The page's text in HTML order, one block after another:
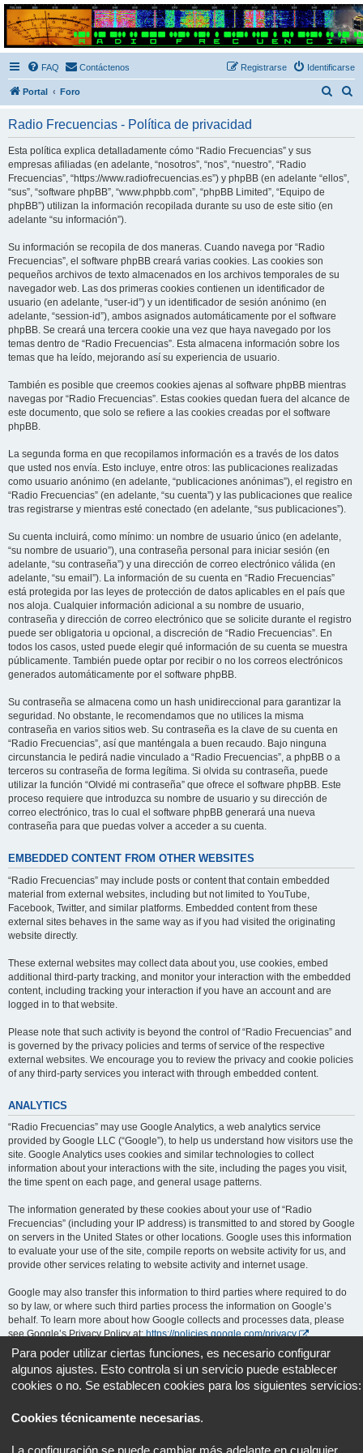
Radio Frecuencias
Foro de Radio Frecuencias
FAQ Contáctenos Identificarse
Registrarse
Portal Foro
Radio Frecuencias - Política de privacidad
Esta política explica detalladamente cómo “Radio Frecuencias” y sus
empresas afiliadas (en adelante, “nosotros”, “nos”, “nuestro”, “Radio
Frecuencias”, “https://www.radiofrecuencias.es”) y phpBB (en adelante “ellos”,
“sus”, “software phpBB”, “www.phpbb.com”, “phpBB Limited”, “Equipo de
phpBB”) utilizan la información recopilada durante su uso de este sitio (en
adelante “su información”).
Su información se recopila de dos maneras. Cuando navega por “Radio
Frecuencias”, el software phpBB creará varias cookies. Las cookies son
pequeños archivos de texto almacenados en los archivos temporales de su
navegador web. Las dos primeras cookies contienen un identificador de
usuario (en adelante, “user-id”) y un identificador de sesión anónimo (en
adelante, “session-id”), ambos asignados automáticamente por el software
phpBB. Se creará una tercera cookie una vez que haya navegado por los
temas dentro de “Radio Frecuencias”. Esta almacena información sobre los
temas que ha leído, mejorando así su experiencia de usuario.
También es posible que creemos cookies ajenas al software phpBB mientras
navegas por “Radio Frecuencias”. Estas cookies quedan fuera del alcance de
este documento, que solo se refiere a las cookies creadas por el software
phpBB.
La segunda forma en que recopilamos información es a través de los datos
que usted nos envía. Esto incluye, entre otros: las publicaciones realizadas
como usuario anónimo (en adelante, “publicaciones anónimas”), el registro en
“Radio Frecuencias” (en adelante, “su cuenta”) y las publicaciones que realice
tras registrarse y mientras esté conectado (en adelante, “sus publicaciones”).
Su cuenta incluirá, como mínimo: un nombre de usuario único (en adelante,
“su nombre de usuario”), una contraseña personal para iniciar sesión (en
adelante, “su contraseña”) y una dirección de correo electrónico válida (en
adelante, “su email”). La información de su cuenta en “Radio Frecuencias”
está protegida por las leyes de protección de datos aplicables en el país que
nos aloja. Cualquier información adicional a su nombre de usuario,
contraseña y dirección de correo electrónico que se solicite durante el registro
puede ser obligatoria u opcional, a discreción de “Radio Frecuencias”. En
todos los casos, usted puede elegir qué información de su cuenta se muestra
públicamente. También puede optar por recibir o no los correos electrónicos
generados automáticamente por el software phpBB.
Su contraseña se almacena como un hash unidireccional para garantizar la
seguridad. No obstante, le recomendamos que no utilices la misma
contraseña en varios sitios web. Su contraseña es la clave de su cuenta en
“Radio Frecuencias”, así que manténgala a buen recaudo. Bajo ninguna
circunstancia le pedirá nadie vinculado a “Radio Frecuencias”, a phpBB o a
terceros su contraseña de forma legítima. Si olvida su contraseña, puede
utilizar la función “Olvidé mi contraseña” que ofrece el software phpBB. Este
proceso requiere que introduzca su nombre de usuario y su dirección de
correo electrónico, tras lo cual el software phpBB generará una nueva
contraseña para que puedas volver a acceder a su cuenta.
EMBEDDED CONTENT FROM OTHER WEBSITES
“Radio Frecuencias” may include posts or content that contain embedded
material from external websites, including but not limited to YouTube,
Facebook, Twitter, and similar platforms. Embedded content from these
external sites behaves in the same way as if you had visited the originating
website directly.
These external websites may collect data about you, use cookies, embed
additional third-party tracking, and monitor your interaction with the embedded
content, including tracking your interaction if you have an account and are
logged in to that website.
Please note that such activity is beyond the control of “Radio Frecuencias” and
is governed by the privacy policies and terms of service of the respective
external websites. We encourage you to review the privacy and cookie policies
of any third-party services you interact with through embedded content.
ANALYTICS
“Radio Frecuencias” may use Google Analytics, a web analytics service
provided by Google LLC (“Google”), to help us understand how visitors use the
site. Google Analytics uses cookies and similar technologies to collect
information about your interactions with the site, including the pages you visit,
the time spent on each page, and general usage patterns.
The information generated by these cookies about your use of “Radio
Frecuencias” (including your IP address) is transmitted to and stored by Google
on servers in the United States or other locations. Google uses this information
to evaluate your use of the site, compile reports on website activity for us, and
provide other services relating to website activity and internet usage.
Google may also transfer this information to third parties where required to do
so by law, or where such third parties process the information on Google’s
behalf. To learn more about how Google collects and processes data, please
see Google’s Privacy Policy at:https://policies.google.com/privacy .
You can opt out of Google Analytics by installing the Google Analytics opt-out
browser add-on, available at:https://tools.google.com/dlpage/gaoptout .
Portal Foro
Para poder utilizar ciertas funciones, es necesario configurar
algunos ajustes. Esto controla si un servicio puede establecer
cookies o no. Se establecen cookies para los siguientes servicios:
Cookies técnicamente necesarias.